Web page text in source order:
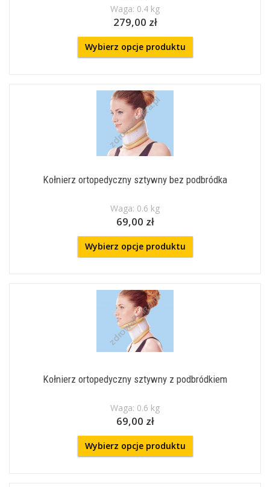
Waga: 0.4 kg
279,00 zł
Wybierz opcje produktu
Kołnierz ortopedyczny sztywny bez podbródka
Waga: 0.6 kg
69,00 zł
Wybierz opcje produktu
Kołnierz ortopedyczny sztywny z podbródkiem
Waga: 0.6 kg
69,00 zł
Wybierz opcje produktu